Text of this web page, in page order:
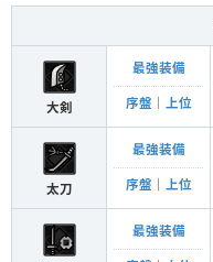
大剣
最強装備
序盤 上位
太刀
最強装備
序盤 上位
最強装備